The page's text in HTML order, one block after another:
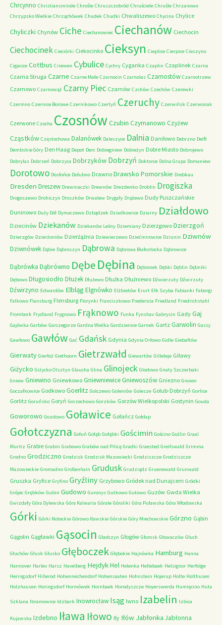
Chrcynno Christiansminde Chrośle Chruszczobród Chruściele Chruśle Chrzanowo
Chrzypsko Wielkie Chrząchówek Chudek Chudki Chwaliszewo Chycina Chylice
Chyliczki Chynów Ciche Ciechanowiec Ciechanów Ciechocin
Ciechocinek Cieciórki Ciekocinko Cieksyn Cieplice Cierpice Cieszyno
Cigacice Cottbus Criewen Cybulice Cychry Cyganka Czaplin Czaplinek Czarna
Czarna Struga Czarne Czarne Małe Czarnocin Czarnolas Czarnostów Czarnotrzew
Czarnowo Czarnowąż Czarny Piec Czarnów Czchów Czechów Czerewki
Czermno Czernice Borowe Czernikowo Czertyń Czeruchy Czerwińsk Czerwonak
Czerwone Czocha Czosnów Czubin Czymanowo Czyżew
Cząstków Częstochowa Dalanówek Daleszyce Dalnia Daniłowo Debrzno Delft
Dembskie Góry Den Haag Depot Derc Dobiegniew Dobieżyn Dobre Miasto Dobrojewo
Dobrylas Dobrzeń Dobrzyca Dobrzyków Dobrzyń Doktorce Dolna Grupa Domaniew
Dorotowo Dosłońce Dołubno Drawno Drawsko Pomorskie Drebkau
Dresden Dreszew Drewniaczki Drewnów Drezdenko Droblin Drogiszka
Drogoszewo Drohiczyn Droszków Drwalew Drygały Drążewo Dudy Puszczańskie
Duninowo Duży Dół Dymaczewo Dzbądzek Dziadkowice Dziarny Działdowo
Dziecinów Dziekanów Dziekanów Leśny Dziemiany Dzierzgowo Dzierzgoń
Dzierzgów Dzierżoniów Dzierżążnia Dziewierzewo Dziećmirowice Dziunin Dziwnów
Dziwnówek Dąbie Dąbroszyn Dąbrowa Dąbrowa Białostocka Dąbrowice
Dąbrówka Dąbrówno Dębe Dębina Dębionek Dębki Dęblin Dębniki
Dębowo Długosiodło Dłużek Dłużewo Dłużka Dłużniewo Dźwierzuty Dźwirzuty
Dźwirzyno Edwardów Elbląg Elgnówko Elżbietów Erurt Ełk Szyba Fabianki Faborgi
Falkowo Flansburg Flensburg Florynki Franciszkowo Fredericia Friedland Friedrichstahl
Frombork Frydland Frygnowo Frąknowo Funka Fynshav Gabrysin Gady Gaj
Gajówka Garbów Garczegorze Gardna Wielka Gardzienice Garnek Gartz Garwolin Gassy
Gawłowo Gawłów Gać Gdańsk Gdynia Gdynia Orłowo Gidle Giebałtów
Gierwaty Gierłoż Giethoorn Gietrzwałd Giewartów Gilleleje Giławy
Giżycko Giżycko Olsztyn Glaucha Glina Glinojeck Glodowo Gnaty Szczerbaki
Gniew Gniewino Gniewkowo GniewniewiceGniewoszów Gniezno Gnoien
Goczałkowice Godkowo Goerlitz Golczewo Goleniów Golesze Golub-Dobrzyń Gorlice
Gorlitz Goruńsko Goryń Gorzechowo Gorzków Gorzów Wielkopolski Gostynin Gouda
Goworowo Gozdowo Goławice Gołańcz Gołdap
Gołotczyzna Gołuń Gołąb Gołąbki Gościmin Gościno Goźlin Graal
Muritz Grabie Grabin Grabowo Grabów nad Pilicą Gradki Graested Greifswald Grimma
Grodno Grodziczno Grodzisk Grodzisk Mazowiecki Grodziszcze Grodziszcze
Mazowieckie Gromadno Großenhain Grudusk Grudziądz Gruenewald Grunwald
Gruszka Gryfice Gryfino Gryźliny Grzybowo Gródek nad Dunajcem Gródki
Grójec Grębków Gubin Gudowo Guronys Gutkowo Gutowo Guzów Gwda Wielka
Gwizdały Góra Dylewska Góra Kalwaria Górale Góraliki Góra Puławska Góra Włodowska
Górki Górki Noteckie Górowo Iławskie Górskie Góry Miechowskie Górzno Gąbin
Gągolin Gągławki Gąsocin Gładczyn Głogów Głomsk Głowaczów Głuch
Głuchów Głusk Głusko Głęboczek Głębokie Hajnówka Hamburg Hanna
Hannover Harlev Harsz Havelberg HejdykHel Helenka Hellebaek Helsignor Herfolge
Heringsdorf Hillerod Hohenreichendorf Hohensaaten Hohnstein Hojerup Holte Holthusen
Holzhausen Horingsdorf Hormówek Hornbaek Horodyszcze Hoyerswerda Humięcino Huta
Szklana Ibramowice Idzbark Inowrocław Isąg Iwno Izabelin Izbica
Kujawska Izdebno Iława Iłowo Iły Iłów Jabłonka Jabłonna